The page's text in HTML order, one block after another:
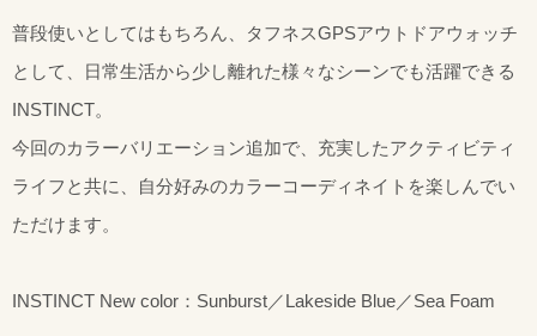
普段使いとしてはもちろん、タフネスGPSアウトドアウォッチ
として、日常生活から少し離れた様々なシーンでも活躍できる
INSTINCT。
今回のカラーバリエーション追加で、充実したアクティビティ
ライフと共に、自分好みのカラーコーディネイトを楽しんでい
ただけます。
INSTINCT New color：Sunburst／Lakeside Blue／Sea Foam